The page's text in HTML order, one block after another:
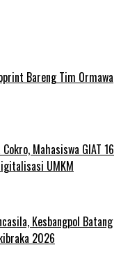
Bareng Tim Ormawa
Mahasiswa GIAT 16
UMKM
Kesbangpol Batang
2026